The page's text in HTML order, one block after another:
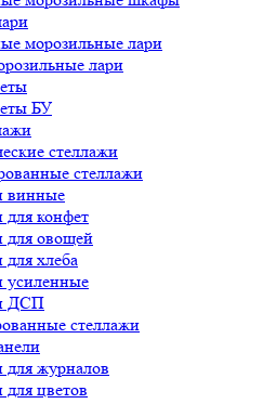
морозильные лари
лари
БУ
стеллажи
стеллажи
винные
конфет
для овощей
хлеба
усиленные
ДСП
стеллажи
для журналов
цветов